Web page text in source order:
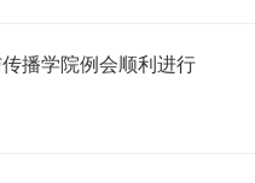
播学院例会顺利进行